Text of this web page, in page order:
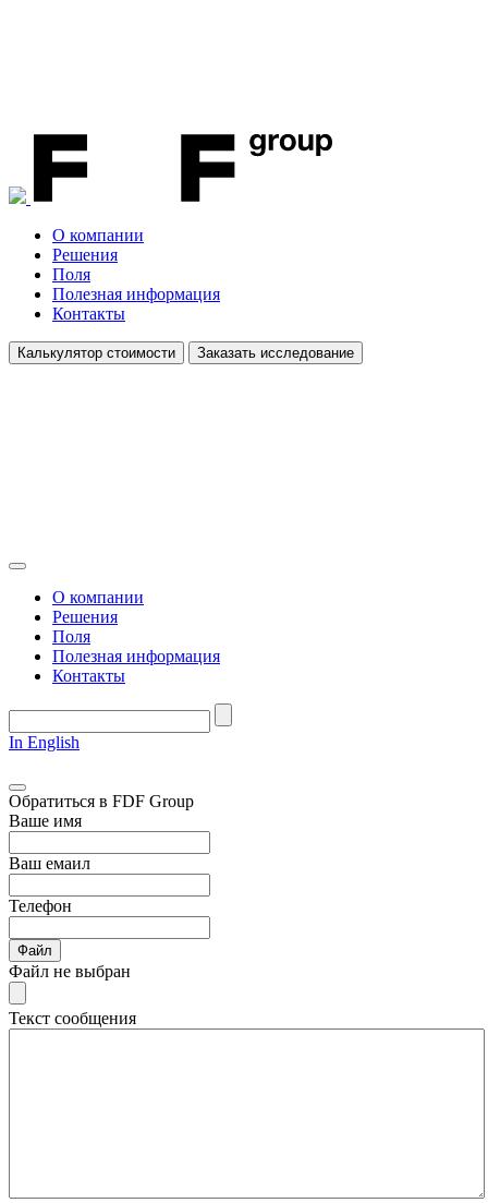
О компании
Решения
Поля
Полезная информация
Контакты
Калькулятор стоимости Заказать исследование
О компании
Решения
Поля
Полезная информация
Контакты
In English
Обратиться в FDF Group
Ваше имя
Ваш емаил
Телефон
Файл
Файл не выбран
Текст сообщения